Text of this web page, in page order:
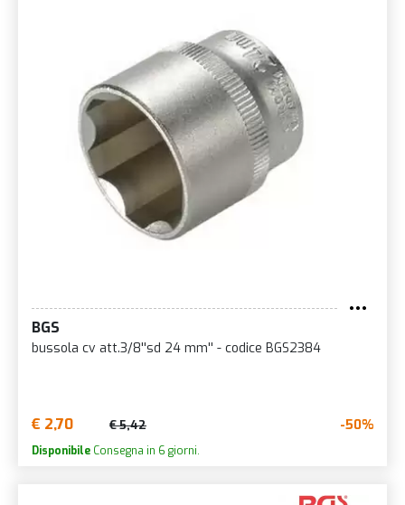
BGS
bussola cv att.3/8''sd 24 mm'' - codice BGS2384
€ 2,70 € 5,42 -50%
Disponibile Consegna in 6 giorni.